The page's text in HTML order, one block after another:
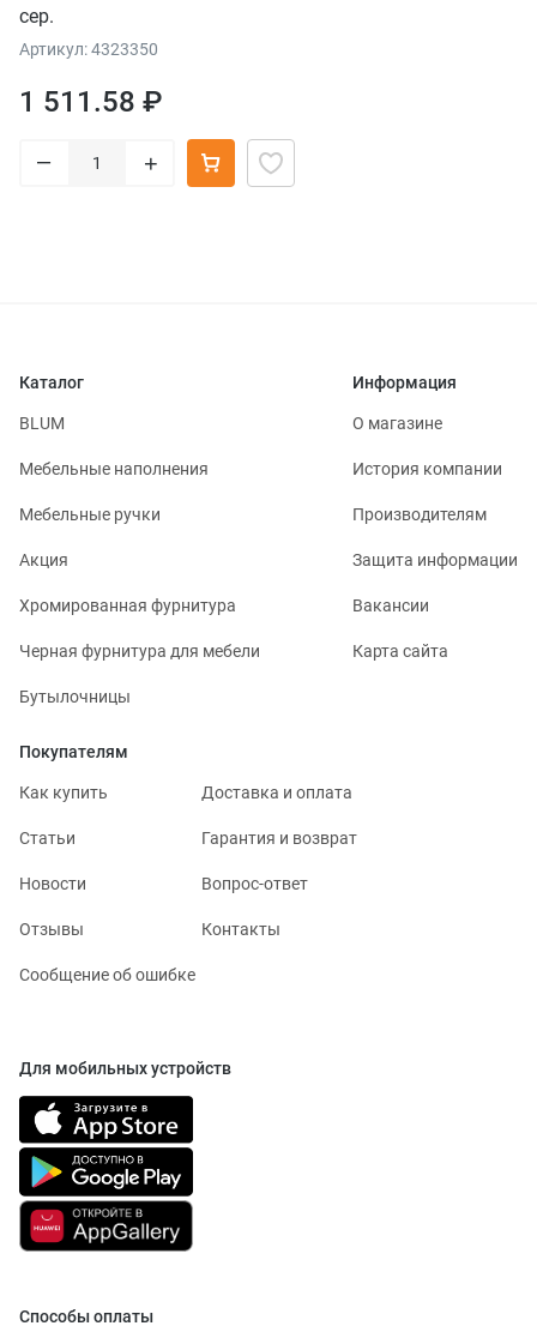
сер.
Артикул: 4323350
1 511.58 ₽
– +
Каталог
BLUM
Мебельные наполнения
Мебельные ручки
Акция
Хромированная фурнитура
Черная фурнитура для мебели
Бутылочницы
Информация
О магазине
История компании
Производителям
Защита информации
Вакансии
Карта сайта
Покупателям
Как купить Доставка и оплата
Статьи Гарантия и возврат
Новости Вопрос-ответ
Отзывы Контакты
Сообщение об ошибке
Для мобильных устройств
Способы оплаты